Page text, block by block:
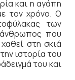
και η αγάπη
τον χρόνο. Ο
των
που
στη σκιά
ιστορία του
του και